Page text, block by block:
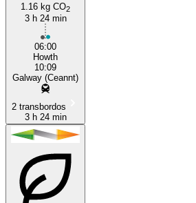
1.16 kg CO2
3 h 24 min
06:00
Howth
10:09
Galway (Ceannt)
2 transbordos
3 h 24 min